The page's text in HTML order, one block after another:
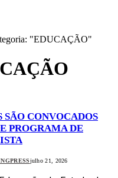
"EDUCAÇÃO"
CONVOCADOS
PROGRAMA DE
julho 21, 2026